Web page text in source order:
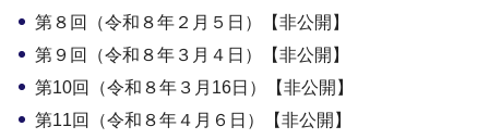
第８回（令和８年２月５日）【非公開】
第９回（令和８年３月４日）【非公開】
第10回（令和８年３月16日）【非公開】
第11回（令和８年４月６日）【非公開】